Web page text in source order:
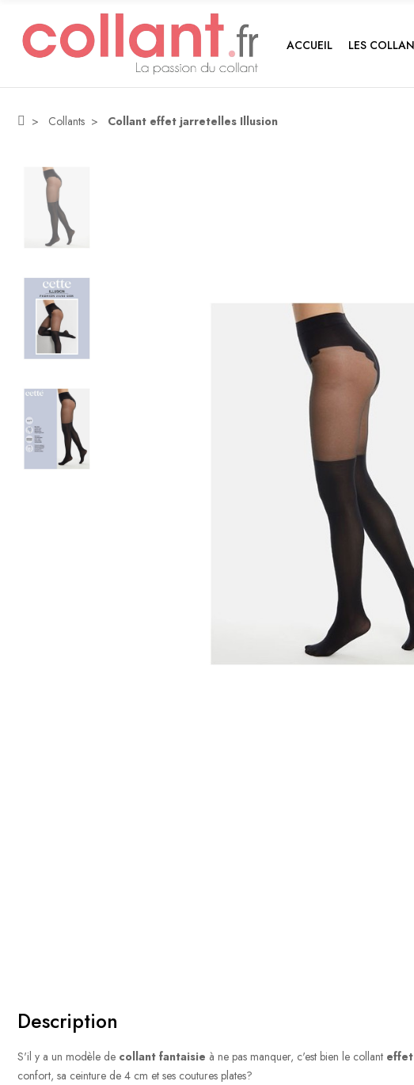
ACCUEIL LES
Collants Collant effet jarretelles Illusion
Description
S'il y a un modèle de collant fantaisie à ne pas manquer, c'est bien le collant
confort, sa ceinture de 4 cm et ses coutures plates?